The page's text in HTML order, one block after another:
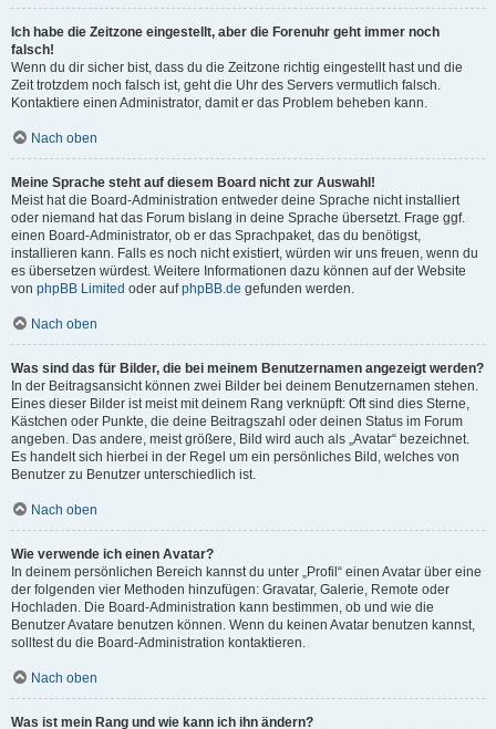
Ich habe die Zeitzone eingestellt, aber die Forenuhr geht immer noch
falsch!
Wenn du dir sicher bist, dass du die Zeitzone richtig eingestellt hast und die
Zeit trotzdem noch falsch ist, geht die Uhr des Servers vermutlich falsch.
Kontaktiere einen Administrator, damit er das Problem beheben kann.
Nach oben
Meine Sprache steht auf diesem Board nicht zur Auswahl!
Meist hat die Board-Administration entweder deine Sprache nicht installiert
oder niemand hat das Forum bislang in deine Sprache übersetzt. Frage ggf.
einen Board-Administrator, ob er das Sprachpaket, das du benötigst,
installieren kann. Falls es noch nicht existiert, würden wir uns freuen, wenn du
es übersetzen würdest. Weitere Informationen dazu können auf der Website
von phpBB Limited oder aufphpBB.de gefunden werden.
Nach oben
Was sind das für Bilder, die bei meinem Benutzernamen angezeigt werden?
In der Beitragsansicht können zwei Bilder bei deinem Benutzernamen stehen.
Eines dieser Bilder ist meist mit deinem Rang verknüpft: Oft sind dies Sterne,
Kästchen oder Punkte, die deine Beitragszahl oder deinen Status im Forum
angeben. Das andere, meist größere, Bild wird auch als „Avatar“ bezeichnet.
Es handelt sich hierbei in der Regel um ein persönliches Bild, welches von
Benutzer zu Benutzer unterschiedlich ist.
Nach oben
Wie verwende ich einen Avatar?
In deinem persönlichen Bereich kannst du unter „Profil“ einen Avatar über eine
der folgenden vier Methoden hinzufügen: Gravatar, Galerie, Remote oder
Hochladen. Die Board-Administration kann bestimmen, ob und wie die
Benutzer Avatare benutzen können. Wenn du keinen Avatar benutzen kannst,
solltest du die Board-Administration kontaktieren.
Nach oben
Was ist mein Rang und wie kann ich ihn ändern?